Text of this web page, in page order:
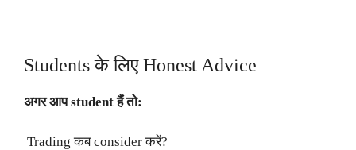
Students के लिए Honest Advice
अगर आप student हैं तो:
Trading कब consider करें?